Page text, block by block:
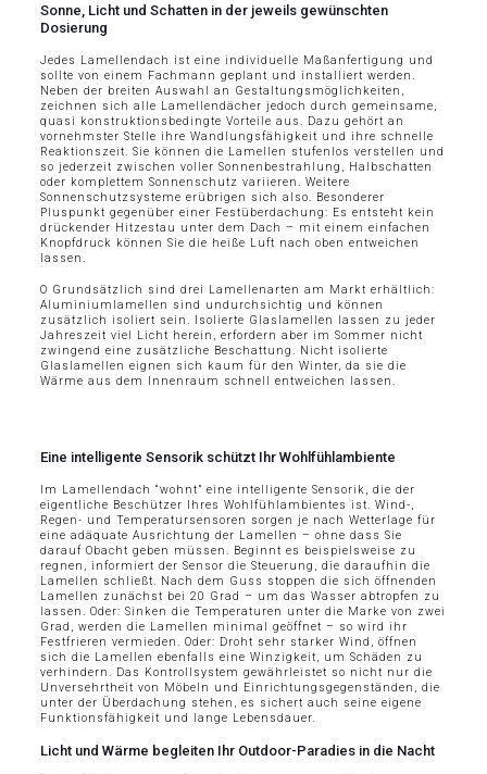
Sonne, Licht und Schatten in der jeweils gewünschten
Dosierung
Jedes Lamellendach ist eine individuelle Maßanfertigung und
sollte von einem Fachmann geplant und installiert werden.
Neben der breiten Auswahl an Gestaltungsmöglichkeiten,
zeichnen sich alle Lamellendächer jedoch durch gemeinsame,
quasi konstruktionsbedingte Vorteile aus. Dazu gehört an
vornehmster Stelle ihre Wandlungsfähigkeit und ihre schnelle
Reaktionszeit. Sie können die Lamellen stufenlos verstellen und
so jederzeit zwischen voller Sonnenbestrahlung, Halbschatten
oder komplettem Sonnenschutz variieren. Weitere
Sonnenschutzsysteme erübrigen sich also. Besonderer
Pluspunkt gegenüber einer Festüberdachung: Es entsteht kein
drückender Hitzestau unter dem Dach – mit einem einfachen
Knopfdruck können Sie die heiße Luft nach oben entweichen
lassen.
O Grundsätzlich sind drei Lamellenarten am Markt erhältlich:
Aluminiumlamellen sind undurchsichtig und können
zusätzlich isoliert sein. Isolierte Glaslamellen lassen zu jeder
Jahreszeit viel Licht herein, erfordern aber im Sommer nicht
zwingend eine zusätzliche Beschattung. Nicht isolierte
Glaslamellen eignen sich kaum für den Winter, da sie die
Wärme aus dem Innenraum schnell entweichen lassen.
Eine intelligente Sensorik schützt Ihr Wohlfühlambiente
Im Lamellendach “wohnt” eine intelligente Sensorik, die der
eigentliche Beschützer Ihres Wohlfühlambientes ist. Wind-,
Regen- und Temperatursensoren sorgen je nach Wetterlage für
eine adäquate Ausrichtung der Lamellen – ohne dass Sie
darauf Obacht geben müssen. Beginnt es beispielsweise zu
regnen, informiert der Sensor die Steuerung, die daraufhin die
Lamellen schließt. Nach dem Guss stoppen die sich öffnenden
Lamellen zunächst bei 20 Grad – um das Wasser abtropfen zu
lassen. Oder: Sinken die Temperaturen unter die Marke von zwei
Grad, werden die Lamellen minimal geöffnet – so wird ihr
Festfrieren vermieden. Oder: Droht sehr starker Wind, öffnen
sich die Lamellen ebenfalls eine Winzigkeit, um Schäden zu
verhindern. Das Kontrollsystem gewährleistet so nicht nur die
Unversehrtheit von Möbeln und Einrichtungsgegenständen, die
unter der Überdachung stehen, es sichert auch seine eigene
Funktionsfähigkeit und lange Lebensdauer.
Licht und Wärme begleiten Ihr Outdoor-Paradies in die Nacht